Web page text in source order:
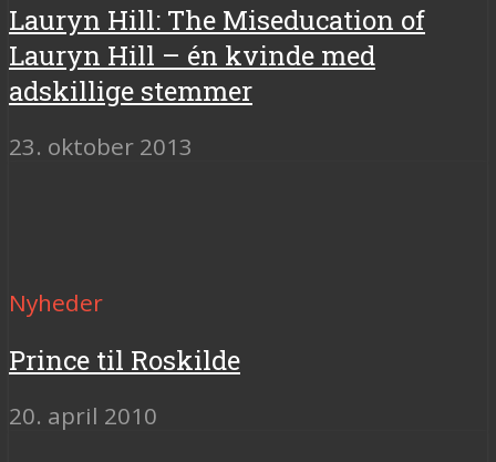
Lauryn Hill: The Miseducation of
Lauryn Hill – én kvinde med
adskillige stemmer
23. oktober 2013
Nyheder
Prince til Roskilde
20. april 2010